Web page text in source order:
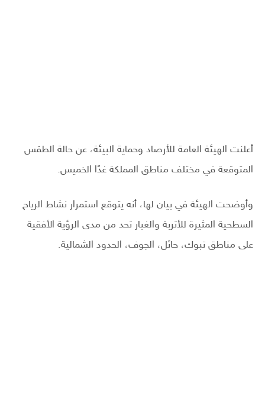
أعلنت الهيئة العامة للأرصاد وحماية البيئة، عن حالة الطقس
المتوقعة في مختلف مناطق المملكة غدًا الخميس.
وأوضحت الهيئة في بيان لها، أنه يتوقع استمرار نشاط الرياح
السطحية المثيرة للأتربة والغبار تحد من مدى الرؤية الأفقية
على مناطق تبوك، حائل، الجوف، الحدود الشمالية.